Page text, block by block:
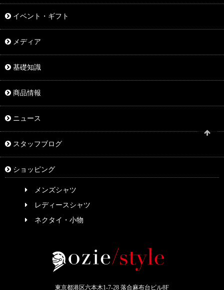
イベント・ギフト
メディア
基礎知識
商品情報
ニュース
スタッフブログ
ショッピング
メンズシャツ
レディースシャツ
ネクタイ・小物
東京都港区六本木1-7-28 落合麻布台ビル8F